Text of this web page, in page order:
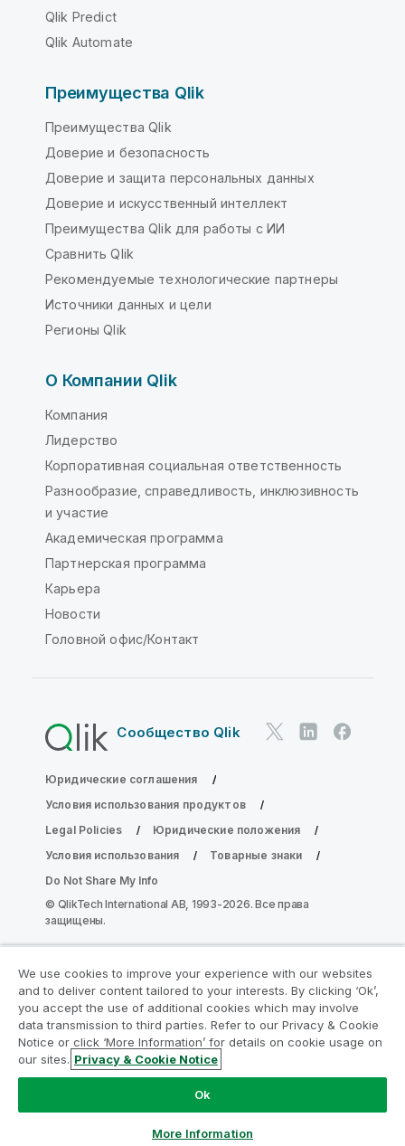
Qlik Predict
Qlik Automate
Преимущества Qlik
Преимущества Qlik
Доверие и безопасность
Доверие и защита персональных данных
Доверие и искусственный интеллект
Преимущества Qlik для работы с ИИ
Сравнить Qlik
Рекомендуемые технологические партнеры
Источники данных и цели
Регионы Qlik
О Компании Qlik
Компания
Лидерство
Корпоративная социальная ответственность
Разнообразие, справедливость, инклюзивность
и участие
Академическая программа
Партнерская программа
Карьера
Новости
Головной офис/Контакт
Сообщество Qlik
Юридические соглашения
Условия использования продуктов
Legal Policies
Юридические положения
Условия использования
Товарные знаки
Do Not Share My Info
© QlikTech International AB, 1993-2026. Все права
защищены.
Присоединяйтесь к программе
модернизации аналитики
Модернизируйте ваши важные приложения QlikView
без ущерба с помощью программы модернизации
Щелкните здесьдля получения
дополнительной информации или свяжитесь с нами:
ampquestions@qlik.com
We use cookies to improve your experience with our websites
and to deliver content tailored to your interests. By clicking ‘Ok’,
you accept the use of additional cookies which may involve
data transmission to third parties. Refer to our Privacy & Cookie
Notice or click ‘More Information’ for details on cookie usage on
our sites. Privacy & Cookie Notice
Ok
More Information